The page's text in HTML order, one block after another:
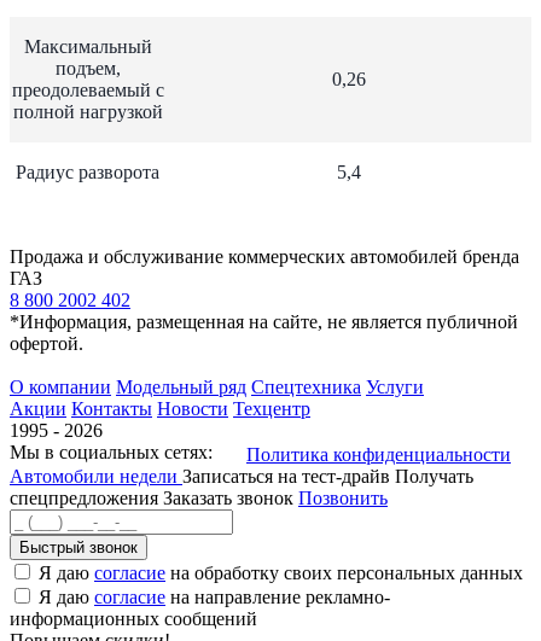
Максимальный
подъем,
преодолеваемый с
полной нагрузкой
0,26
Радиус разворота 5,4
Продажа и обслуживание коммерческих автомобилей бренда
ГАЗ
8 800 2002 402
*Информация, размещенная на сайте, не является публичной
офертой.
О компании Модельный ряд Спецтехника Услуги
Акции Контакты Новости Техцентр
1995 - 2026
Мы в социальных сетях:
Политика конфиденциальности
Автомобили недели Записаться на тест-драйв Получать
спецпредложения Заказать звонок Позвонить
Быстрый звонок
Я даю согласие на обработку своих персональных данных
Я даю согласие на направление рекламно-
информационных сообщений